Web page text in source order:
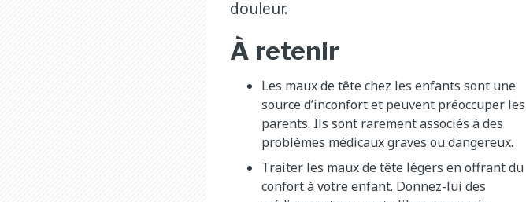
douleur.
À retenir
Les maux de tête chez les enfants sont une
source d’inconfort et peuvent préoccuper les
parents. Ils sont rarement associés à des
problèmes médicaux graves ou dangereux.
Traiter les maux de tête légers en offrant du
confort à votre enfant. Donnez-lui des